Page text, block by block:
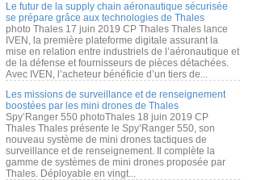
Le futur de la supply chain aéronautique sécurisée
se prépare grâce aux technologies de Thales
photo Thales 17 juin 2019 CP Thales Thales lance
IVEN, la première plateforme digitale assurant la
mise en relation entre industriels de l’aéronautique et
de la défense et fournisseurs de pièces détachées.
Avec IVEN, l’acheteur bénéficie d’un tiers de...
Les missions de surveillance et de renseignement
boostées par les mini drones de Thales
Spy’Ranger 550 photoThales 18 juin 2019 CP
Thales Thales présente le Spy’Ranger 550, son
nouveau système de mini drones tactiques de
surveillance et de renseignement. Il complète la
gamme de systèmes de mini drones proposée par
Thales. Déployable en vingt...